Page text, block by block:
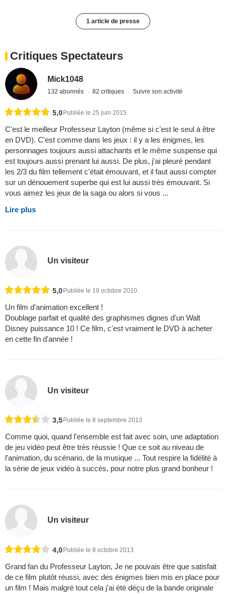
1 article de presse
Critiques Spectateurs
Mick1048
132 abonnés 82 critiques Suivre son activité
5,0Publiée le 25 juin 2015
C'est le meilleur Professeur Layton (même si c'est le seul à être
en DVD). C'est comme dans les jeux : il y a les énigmes, les
personnages toujours aussi attachants et le même suspense qui
est toujours aussi prenant lui aussi. De plus, j'ai pleuré pendant
les 2/3 du film tellement c'était émouvant, et il faut aussi compter
sur un dénouement superbe qui est lui aussi très émouvant. Si
vous aimez les jeux de la saga ou alors si vous ...
Lire plus
Un visiteur
5,0 Publiée le 19 octobre 2010
Un film d'animation excellent !
Doublage parfait et qualité des graphismes dignes d'un Walt
Disney puissance 10 ! Ce film, c'est vraiment le DVD à acheter
en cette fin d'année !
Un visiteur
3,5 Publiée le 8 septembre 2013
Comme quoi, quand l'ensemble est fait avec soin, une adaptation
de jeu vidéo peut être très réussie ! Que ce soit au niveau de
l'animation, du scénario, de la musique ... Tout respire la fidélité à
la série de jeux vidéo à succès, pour notre plus grand bonheur !
Un visiteur
4,0Publiée le 8 octobre 2013
Grand fan du Professeur Layton, Je ne pouvais être que satisfait
de ce film plutôt réussi, avec des énigmes bien mis en place pour
un film ! Mais malgré tout cela j'ai été déçu de la bande originale